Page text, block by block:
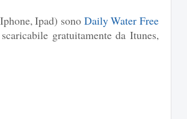
Ipad) sono Daily Water Free
gratuitamente da Itunes,